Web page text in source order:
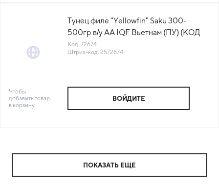
Тунец филе "Yellowfin" Saku 300-
500гр в/у AA IQF Вьетнам (ПУ) (КОД
72674) (-18°С)
Код: 72674
Штрих-код: 2572674
Чтобы
добавить товар
в корзину
ВОЙДИТЕ
ПОКАЗАТЬ ЕЩЕ